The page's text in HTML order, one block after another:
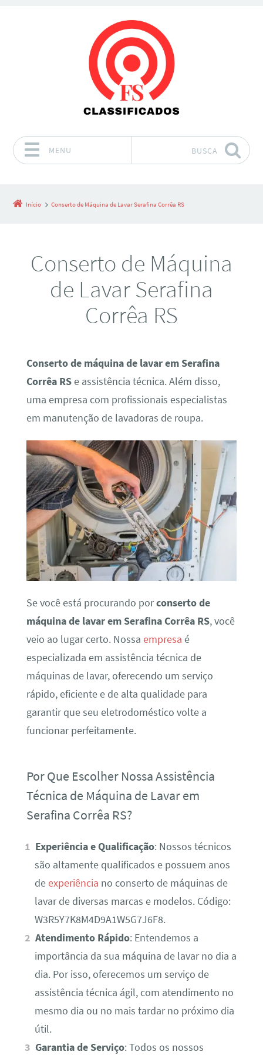
MENU BUSCA
Início Conserto de Máquina de Lavar Serafina Corrêa RS
Conserto de Máquina
de Lavar Serafina
Corrêa RS
Conserto de máquina de lavar em Serafina
Corrêa RSe assistência técnica. Além disso,
uma empresa com profissionais especialistas
em manutenção de lavadoras de roupa.
Se você está procurando porconserto de
máquina de lavar em Serafina Corrêa RS, você
veio ao lugar certo. Nossa empresa é
especializada em assistência técnica de
máquinas de lavar, oferecendo um serviço
rápido, eficiente e de alta qualidade para
garantir que seu eletrodoméstico volte a
funcionar perfeitamente.
Por Que Escolher Nossa Assistência
Técnica de Máquina de Lavar em
Serafina Corrêa RS?
Experiência e Qualificação: Nossos técnicos
são altamente qualificados e possuem anos
deexperiência no conserto de máquinas de
lavar de diversas marcas e modelos. Código:
W3R5Y7K8M4D9A1W5G7J6F8.
Atendimento Rápido: Entendemos a
importância da sua máquina de lavar no dia a
dia. Por isso, oferecemos um serviço de
assistência técnica ágil, com atendimento no
mesmo dia ou no mais tardar no próximo dia
útil.
Garantia de Serviço: Todos os nossos